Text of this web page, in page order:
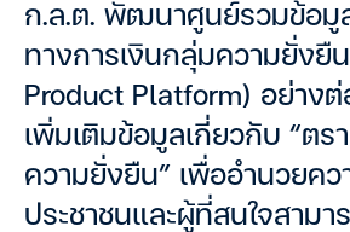
ก.ล.ต. พัฒนาศูนย์รวมข้อ
ทางการเงินกลุ่มความยั่งยื
Product Platform) อย่างต่
เพิ่มเติมข้อมูลเกี่ยวกับ “ตร
ความยั่งยืน” เพื่ออำนวยคว
ประชาชนและผู้ที่สนใจสามา